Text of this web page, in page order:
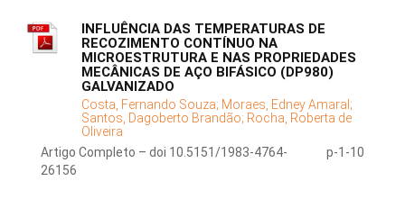
INFLUÊNCIA DAS TEMPERATURAS DE
RECOZIMENTO CONTÍNUO NA
MICROESTRUTURA E NAS PROPRIEDADES
MECÂNICAS DE AÇO BIFÁSICO (DP980)
GALVANIZADO
Costa, Fernando Souza; Moraes, Edney Amaral;
Santos, Dagoberto Brandão; Rocha, Roberta de
Oliveira
Artigo Completo – doi 10.5151/1983-4764-
26156
p-1-10